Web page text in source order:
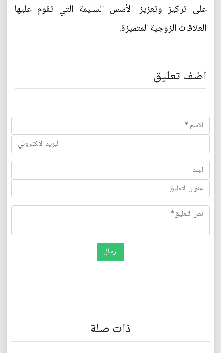
على تركيز وتعزيز الأسس السليمة التي تقوم عليها
العلاقات الزوجية المتميزة.
اضف تعليق
ذات صلة